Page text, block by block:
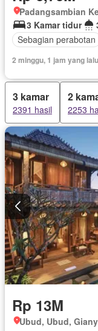
Padangsambian
3 Kamar tidur
Sebagian perabotan
2 minggu, 1 jam yang
3 kamar
2391 hasil
2
2253
Rp 13M
Ubud, Ubud,